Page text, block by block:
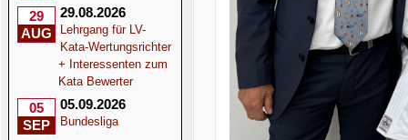
29
AUG
29.08.2026
Lehrgang für LV-
Kata-Wertungsrichter
+ Interessenten zum
Kata Bewerter
05
SEP
05.09.2026
Bundesliga